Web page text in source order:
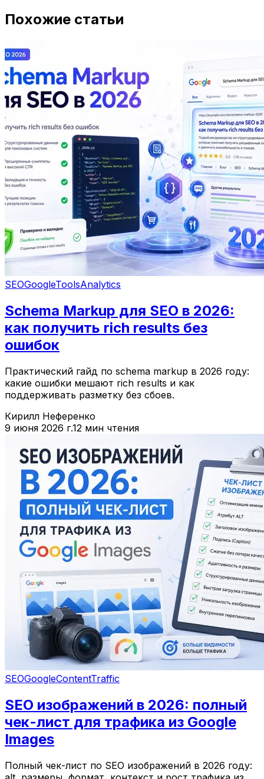
Похожие статьи
SEOGoogleToolsAnalytics
Schema Markup для SEO в 2026:
как получить rich results без
ошибок
Практический гайд по schema markup в 2026 году:
какие ошибки мешают rich results и как
поддерживать разметку без сбоев.
Кирилл Неференко
9 июня 2026 г.12 мин чтения
SEOGoogleContentTraffic
SEO изображений в 2026: полный
чек-лист для трафика из Google
Images
Полный чек-лист по SEO изображений в 2026 году: